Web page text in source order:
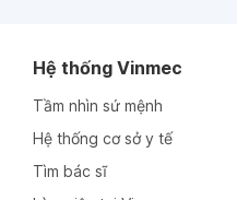
Hệ thống Vinmec
Tầm nhìn sứ mệnh
Hệ thống cơ sở y tế
Tìm bác sĩ